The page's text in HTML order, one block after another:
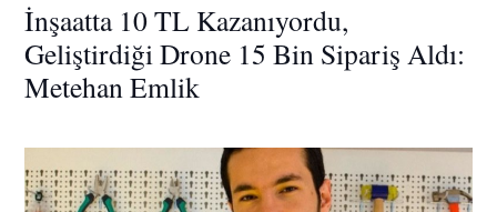
İnşaatta 10 TL Kazanıyordu,
Geliştirdiği Drone 15 Bin Sipariş Aldı:
Metehan Emlik